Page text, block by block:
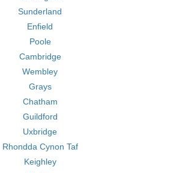
Sunderland
Enfield
Poole
Cambridge
Wembley
Grays
Chatham
Guildford
Uxbridge
Rhondda Cynon Taf
Keighley